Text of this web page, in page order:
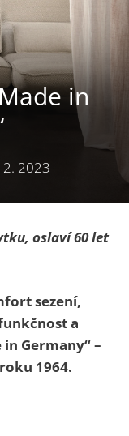
in
2023
oslaví 60 let
sezení,
a
Germany“ –
1964.